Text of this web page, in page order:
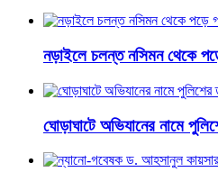
নড়াইলে চলন্ত নসিমন থেকে
ঘোড়াঘাটে অভিযানের নামে